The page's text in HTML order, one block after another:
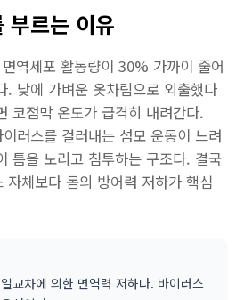
부르는 이유
역세포 활동량이 30% 가까이 줄어
. 낮에 가벼운 옷차림으로 외출했다
코점막 온도가 급격히 내려간다.
러스를 걸러내는 섬모 운동이 느려
틈을 노리고 침투하는 구조다. 결국
자체보다 몸의 방어력 저하가 핵심
교차에 의한 면역력 저하다. 바이러스